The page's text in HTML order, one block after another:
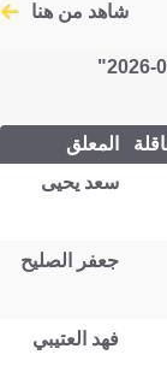
شاهد من هنا
المعلق
سعد يحيى
جعفر الصليح
فهد العتيبي